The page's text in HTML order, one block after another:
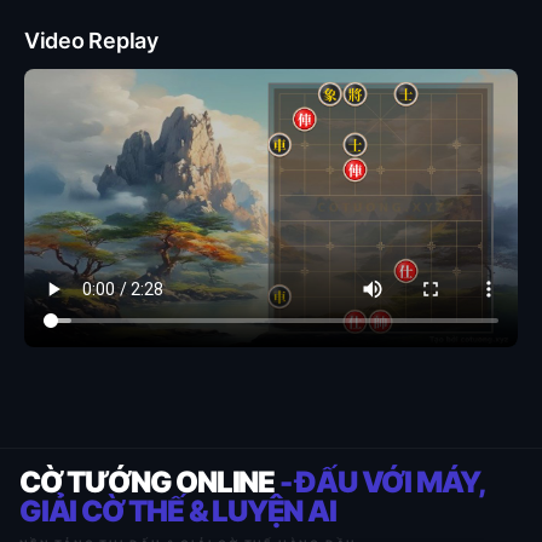
Video Replay
CỜ TƯỚNG ONLINE- ĐẤU VỚI MÁY,
GIẢI CỜ THẾ & LUYỆN AI